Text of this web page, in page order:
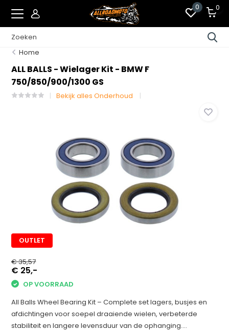
0 0
Home
ALL BALLS - Wielager Kit - BMW F
750/850/900/1300 GS
Bekijk alles Onderhoud
OUTLET
€ 35,57
€ 25,-
OP VOORRAAD
All Balls Wheel Bearing Kit – Complete set lagers, busjes en
afdichtingen voor soepel draaiende wielen, verbeterde
stabiliteit en langere levensduur van de ophanging....